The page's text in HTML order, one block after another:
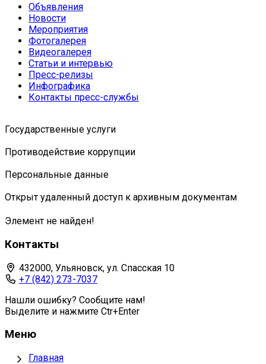
Объявления
Новости
Мероприятия
Фотогалерея
Видеогалерея
Статьи и интервью
Пресс-релизы
Инфографика
Контакты пресс-службы
Государственные услуги
Противодействие коррупции
Персональные данные
Открыт удаленный доступ к архивным документам
Элемент не найден!
Контакты
432000, Ульяновск, ул. Спасская 10
+7 (842) 273-7037
Нашли ошибку? Сообщите нам!
Выделите и нажмите Ctr+Enter
Меню
Главная